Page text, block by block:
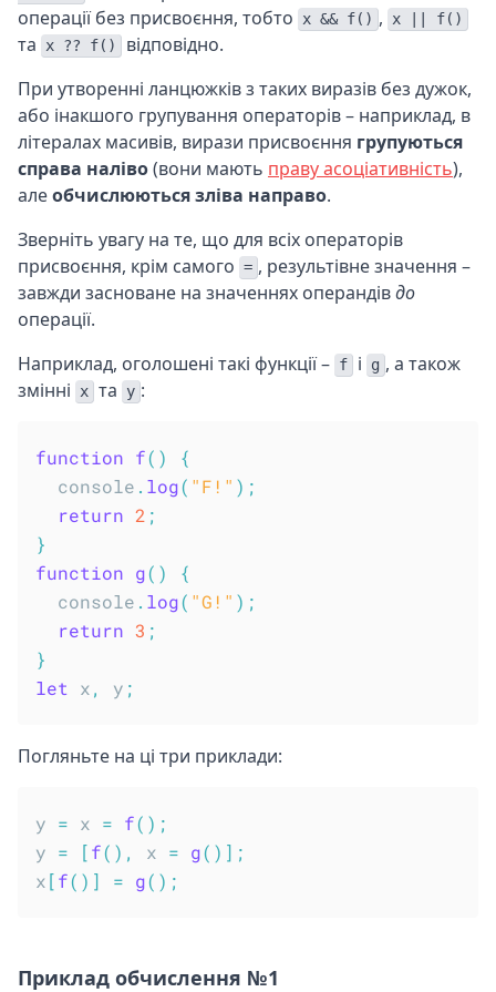
операції без присвоєння, тобто
x && f() , x || f()
та x ?? f()
відповідно.
При утворенні ланцюжків з таких виразів без дужок,
або інакшого групування операторів – наприклад, в
літералах масивів, вирази присвоєння групуються
справа наліво(вони мають праву асоціативність),
алеобчислюються зліва направо.
Зверніть увагу на те, що для всіх операторів
присвоєння, крім самого = , результівне значення –
завжди засноване на значеннях операндівдо
операції.
Наприклад, оголошені такі функції – f і g , а також
змінні
x та y :
function f( )
{
  console
. log( "F!" ) ;
return 2 ;
}
function g( )
{
  console
. log( "G!" ) ;
return 3 ;
}
let x, y ;
Погляньте на ці три приклади:
y = x = f( ) ;
y = [f( ) , x = g( ) ] ;
x[f( ) ] = g( ) ;
Приклад обчислення №1